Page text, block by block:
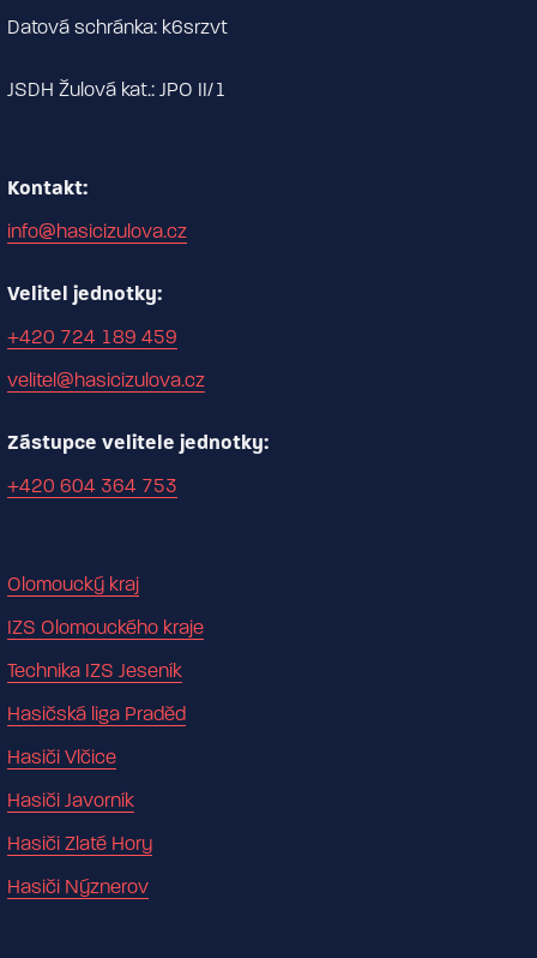
Datová schránka: k6srzvt
JSDH Žulová kat.: JPO II/1
Kontakt:
info@hasicizulova.cz
Velitel jednotky:
+420 724 189 459
velitel@hasicizulova.cz
Zástupce velitele jednotky:
+420 604 364 753
Olomoucký kraj
IZS Olomouckého kraje
Technika IZS Jeseník
Hasičská liga Praděd
Hasiči Vlčice
Hasiči Javorník
Hasiči Zlaté Hory
Hasiči Nýznerov